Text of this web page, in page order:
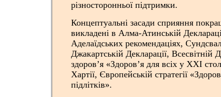
різносторонньої підтримки.
Концептуальні засади сприяння
викладені в Алма-Атинській
Аделаїдських рекомендаціях,
Джакартській Декларації, Всесвітній
здоров’я «Здоров’я для всіх у XXI
Хартії, Європейській стратегії
підлітків».